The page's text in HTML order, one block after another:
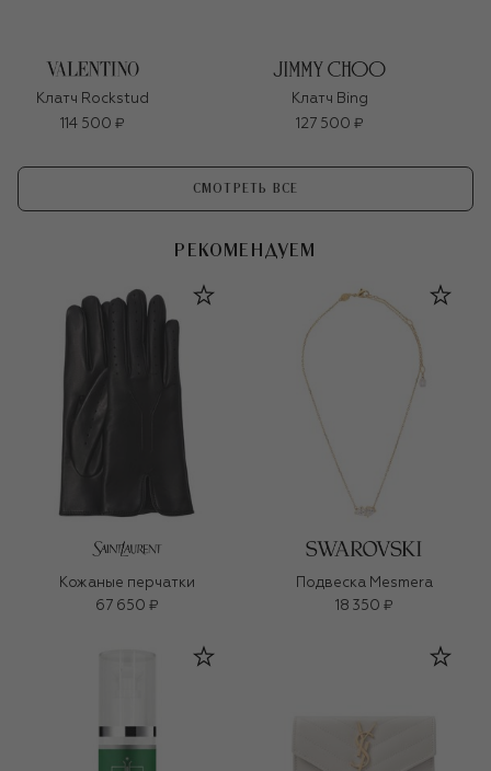
Клатч Rockstud
114 500 ₽
Клатч Bing
127 500 ₽
СМОТРЕТЬ ВСЕ
РЕКОМЕНДУЕМ
Кожаные перчатки
67 650 ₽
Подвеска Mesmera
18 350 ₽